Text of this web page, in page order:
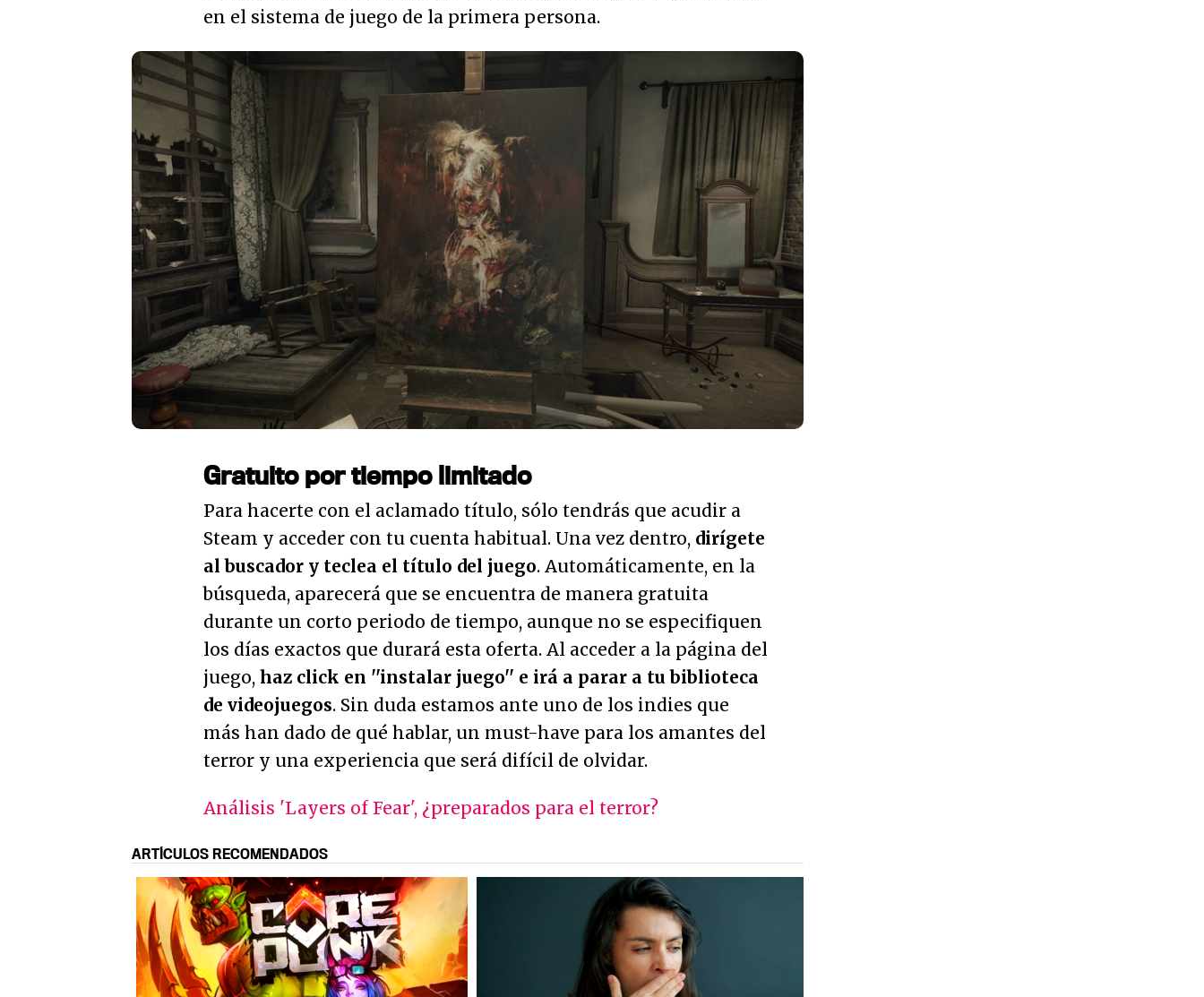
en el sistema de juego de la primera persona.
Gratuito por tiempo limitado
Para hacerte con el aclamado título, sólo tendrás que acudir a
Steam y acceder con tu cuenta habitual. Una vez dentro, dirígete
al buscador y teclea el título del juego. Automáticamente, en la
búsqueda, aparecerá que se encuentra de manera gratuita
durante un corto periodo de tiempo, aunque no se especifiquen
los días exactos que durará esta oferta. Al acceder a la página del
juego, haz click en ''instalar juego'' e irá a parar a tu biblioteca
de videojuegos. Sin duda estamos ante uno de los indies que
más han dado de qué hablar, un must-have para los amantes del
terror y una experiencia que será difícil de olvidar.
Análisis 'Layers of Fear', ¿preparados para el terror?
ARTÍCULOS RECOMENDADOS